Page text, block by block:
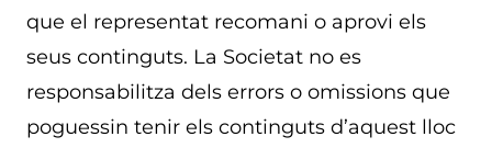
que el representat recomani o aprovi els
seus continguts. La Societat no es
responsabilitza dels errors o omissions que
poguessin tenir els continguts d’aquest lloc